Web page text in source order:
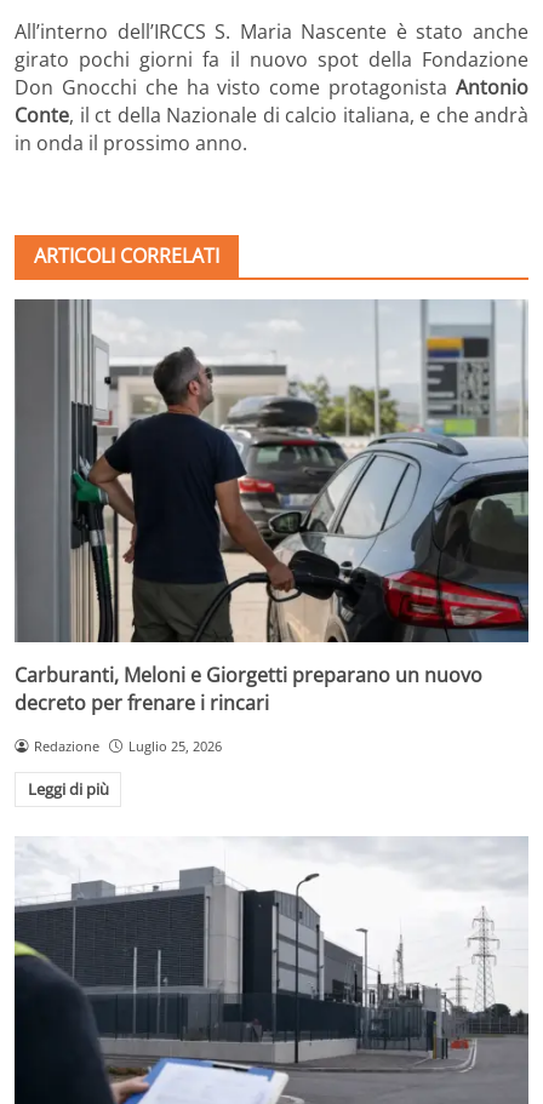
All’interno dell’IRCCS S. Maria Nascente è stato anche
girato pochi giorni fa il nuovo spot della Fondazione
Don Gnocchi che ha visto come protagonista Antonio
Conte, il ct della Nazionale di calcio italiana, e che andrà
in onda il prossimo anno.
ARTICOLI CORRELATI
Carburanti, Meloni e Giorgetti preparano un nuovo
decreto per frenare i rincari
Redazione Luglio 25, 2026
Leggi di più